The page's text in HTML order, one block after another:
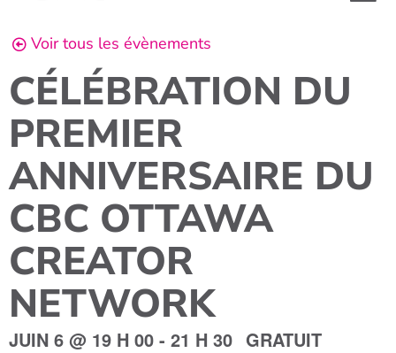
Voir tous les évènements
CÉLÉBRATION DU
PREMIER
ANNIVERSAIRE DU
CBC OTTAWA
CREATOR
NETWORK
JUIN 6 @ 19 H 00 - 21 H 30 GRATUIT